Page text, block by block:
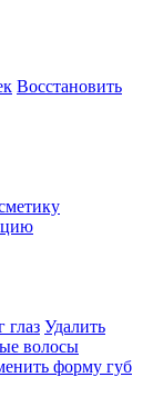
Восстановить
глаз Удалить
волосы
форму губ